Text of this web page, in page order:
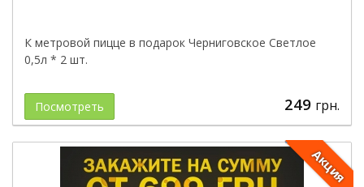
К метровой пицце в подарок Черниговское Светлое
0,5л * 2 шт.
Посмотреть 249 грн.
Акция